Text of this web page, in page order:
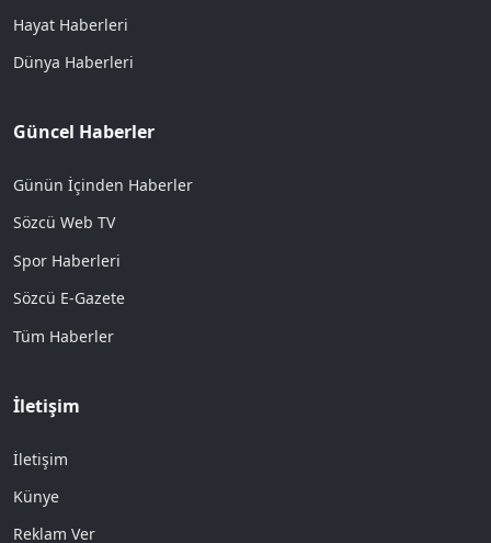
Hayat Haberleri
Dünya Haberleri
Güncel Haberler
Günün İçinden Haberler
Sözcü Web TV
Spor Haberleri
Sözcü E-Gazete
Tüm Haberler
İletişim
İletişim
Künye
Reklam Ver